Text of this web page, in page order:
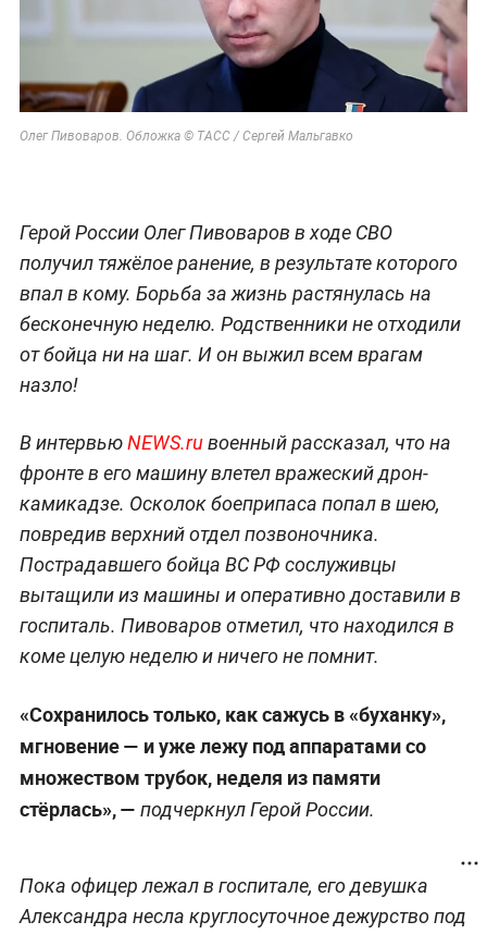
Олег Пивоваров. Обложка © ТАСС / Сергей Мальгавко
Герой России Олег Пивоваров в ходе СВО
получил тяжёлое ранение, в результате которого
впал в кому. Борьба за жизнь растянулась на
бесконечную неделю. Родственники не отходили
от бойца ни на шаг. И он выжил всем врагам
назло!
В интервьюNEWS.ruвоенный рассказал, что на
фронте в его машину влетел вражеский дрон-
камикадзе. Осколок боеприпаса попал в шею,
повредив верхний отдел позвоночника.
Пострадавшего бойца ВС РФ сослуживцы
вытащили из машины и оперативно доставили в
госпиталь. Пивоваров отметил, что находился в
коме целую неделю и ничего не помнит.
«Сохранилось только, как сажусь в «буханку»,
мгновение — и уже лежу под аппаратами со
множеством трубок, неделя из памяти
стёрлась», — подчеркнул Герой России.
Пока офицер лежал в госпитале, его девушка
Александра несла круглосуточное дежурство под